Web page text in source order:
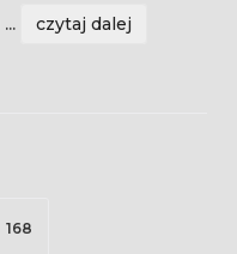
... czytaj dalej
168